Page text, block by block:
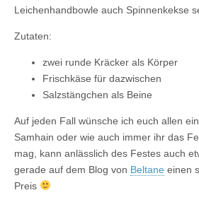
Leichenhandbowle auch Spinnenkekse
Zutaten:
zwei runde Kräcker als Körper
Frischkäse für dazwischen
Salzstängchen als Beine
Auf jeden Fall wünsche ich euch allen
Samhain oder wie auch immer ihr das
mag, kann anlässlich des Festes auch
gerade auf dem Blog von Beltane einen
Preis